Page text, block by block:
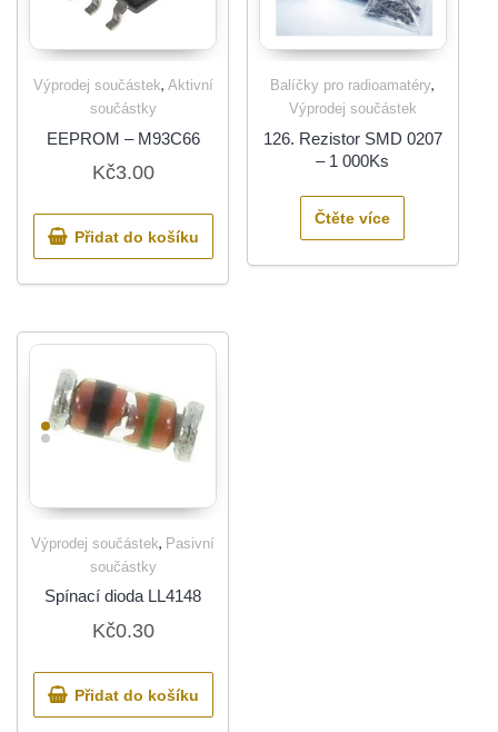
Výprodej součástek, Aktivní
součástky
EEPROM – M93C66
Kč3.00
Přidat do košíku
Balíčky pro radioamatéry,
Výprodej součástek
126. Rezistor SMD 0207
– 1 000Ks
Čtěte více
Výprodej součástek, Pasivní
součástky
Spínací dioda LL4148
Kč0.30
Přidat do košíku